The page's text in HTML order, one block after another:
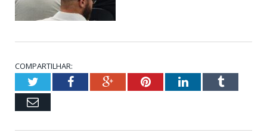
COMPARTILHAR:
TwitterFacebookGoogle+PinterestLinkedInTumblr
Email